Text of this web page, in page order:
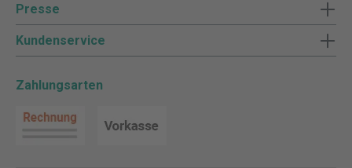
Presse
Kundenservice
Zahlungsarten